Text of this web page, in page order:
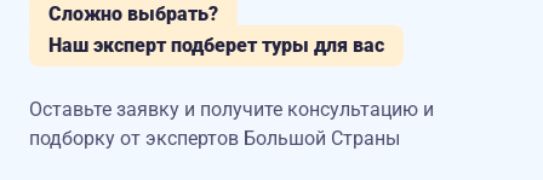
Сложно выбрать?
Наш эксперт подберет туры для вас
Оставьте заявку и получите консультацию и
подборку от экспертов Большой Страны